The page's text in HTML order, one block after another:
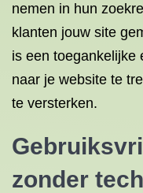
nemen in hun
klanten jouw site
is een toegankelijke
naar je website te
te versterken.
zonder